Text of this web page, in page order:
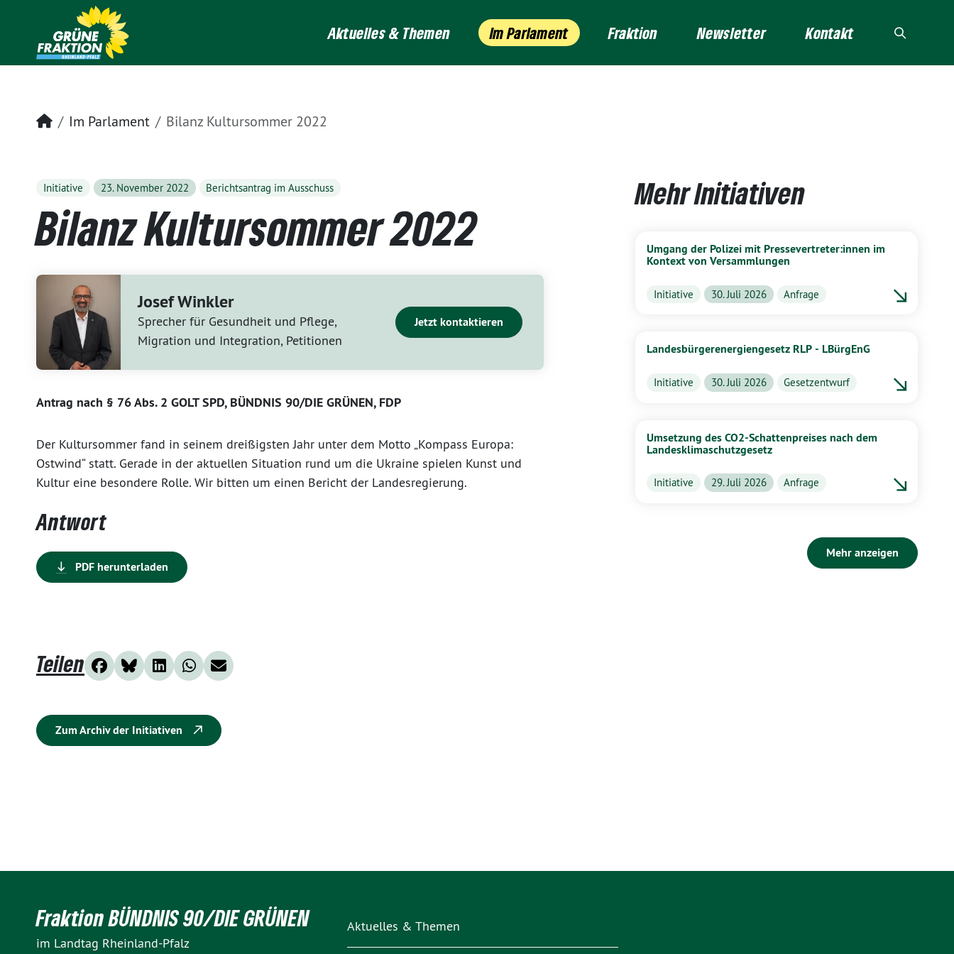
Aktuelles & Themen Im Parlament Fraktion Newsletter Kontakt
Startseite
Im Parlament Bilanz Kultursommer 2022
Initiative 23. November 2022 Berichtsantrag im Ausschuss
Bilanz Kultursommer 2022
Josef Winkler
Sprecher für Gesundheit und Pflege,
Migration und Integration, Petitionen
Jetzt kontaktieren
Antrag nach § 76 Abs. 2 GOLT SPD, BÜNDNIS 90/DIE GRÜNEN, FDP
Der Kultursommer fand in seinem dreißigsten Jahr unter dem Motto „Kompass Europa:
Ostwind“ statt. Gerade in der aktuellen Situation rund um die Ukraine spielen Kunst und
Kultur eine besondere Rolle. Wir bitten um einen Bericht der Landesregierung.
Antwort
PDF herunterladen
Teilen
Zum Archiv der Initiativen
Mehr Initiativen
Umgang der Polizei mit Pressevertreter:innen im
Kontext von Versammlungen
Initiative 30. Juli 2026 Anfrage
Landesbürgerenergiengesetz RLP - LBürgEnG
Initiative 30. Juli 2026 Gesetzentwurf
Umsetzung des CO2-Schattenpreises nach dem
Landesklimaschutzgesetz
Initiative 29. Juli 2026 Anfrage
Mehr anzeigen
Fraktion BÜNDNIS 90/DIE GRÜNEN
im Landtag Rheinland-Pfalz
Aktuelles & Themen